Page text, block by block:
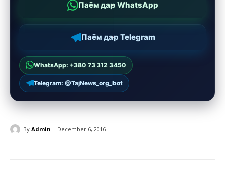
Паём дар WhatsApp
Паём дар Telegram
WhatsApp: +380 73 312 3450
Telegram: @TajNews_org_bot
By Admin December 6, 2016